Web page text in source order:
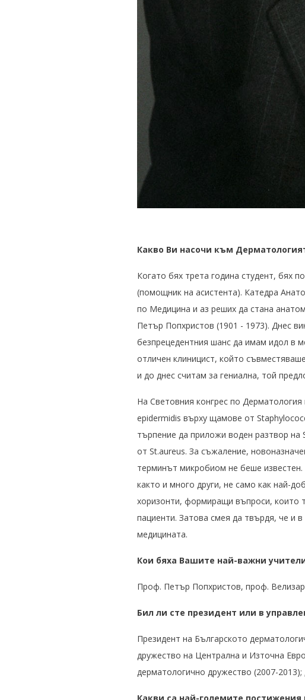
Какво Ви насочи към
Когато бях трета година студент, бях
(помощник на асистента). Катедра
по Медицина и аз реших да стана
Петър Попхристов (1901 - 1973). Днес
безпрецедентния шанс да имам идол в
отличен клиницист, който
и до днес считам за гениална, той
На Световния конгрес по
epidermidis върху щамове от
търпение да приложи воден разтвор на
от St.aureus. За съжаление,
терминът микробиом не беше
както и много други, не само как най-
хоризонти, формиращи въпроси, които
пациенти. Затова смея да твърдя, че и
медицината.
Кои бяха Вашите най-важни
Проф. Петър Попхристов, проф.
Бил ли сте президент или в
Президент на Българското
дружество на Централна и Източна
дерматологично дружество (2007-